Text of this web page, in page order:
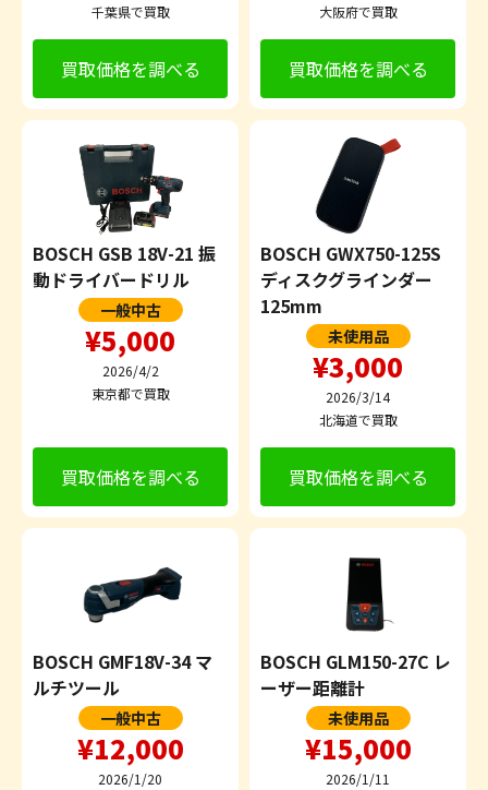
千葉県で買取
買取価格を調べる
大阪府で買取
買取価格を調べる
BOSCH GSB 18V-21 振
動ドライバードリル
一般中古
¥5,000
2026/4/2
東京都で買取
買取価格を調べる
BOSCH GWX750-125S
ディスクグラインダー
125mm
未使用品
¥3,000
2026/3/14
北海道で買取
買取価格を調べる
BOSCH GMF18V-34 マ
ルチツール
一般中古
¥12,000
2026/1/20
BOSCH GLM150-27C レ
ーザー距離計
未使用品
¥15,000
2026/1/11